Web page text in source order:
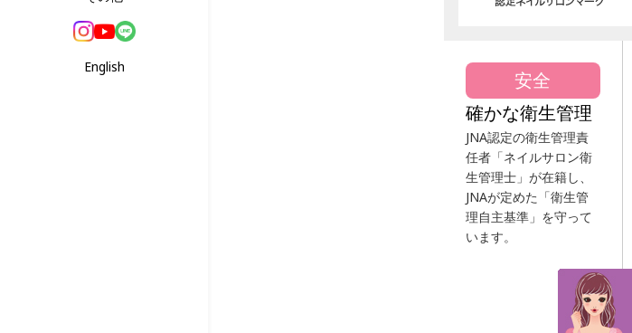
English
安全
確かな衛生管理
JNA認定の衛生管理責
任者「ネイルサロン衛
生管理士」が在籍し、
JNAが定めた「衛生管
理自主基準」を守って
います。